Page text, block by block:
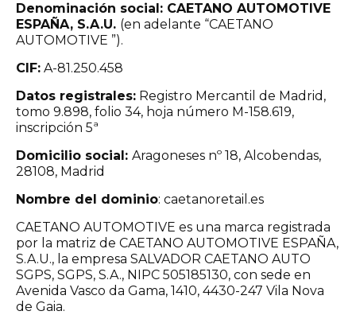
Dónde encontrarnos
Denominación social: CAETANO AUTOMOTIVE
ESPAÑA, S.A.U. (en adelante “CAETANO
AUTOMOTIVE ”).
CIF: A-81.250.458
Datos registrales: Registro Mercantil de Madrid,
tomo 9.898, folio 34, hoja número M-158.619,
inscripción 5ª
Domicilio social: Aragoneses nº 18, Alcobendas,
28108, Madrid
Nombre del dominio: caetanoretail.es
CAETANO AUTOMOTIVE es una marca registrada
por la matriz de CAETANO AUTOMOTIVE ESPAÑA,
S.A.U., la empresa SALVADOR CAETANO AUTO
SGPS, SGPS, S.A., NIPC 505185130, con sede en
Avenida Vasco da Gama, 1410, 4430-247 Vila Nova
de Gaia.